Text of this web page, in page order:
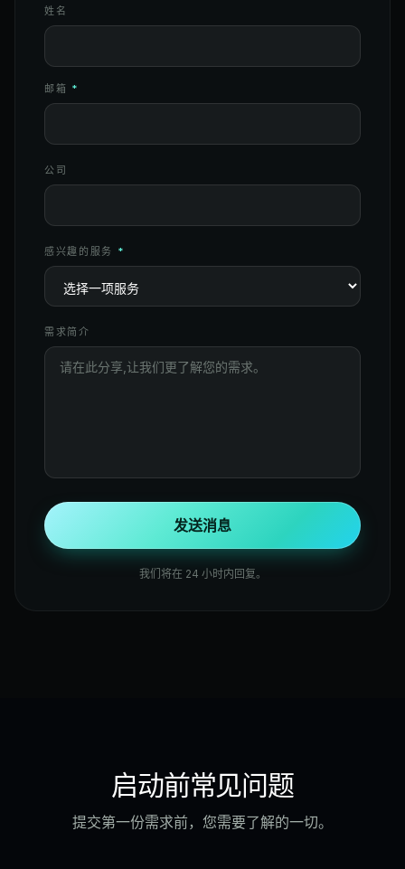
姓名
邮箱 *
公司
感兴趣的服务 *
需求简介
发送消息
我们将在 24 小时内回复。
启动前常见问题
提交第一份需求前，您需要了解的一切。